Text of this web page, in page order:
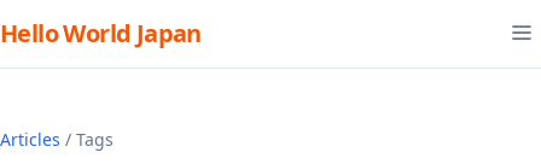
Hello World Japan
Articles / Tags